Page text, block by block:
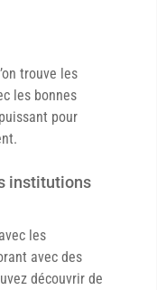
trouve les
les bonnes
pour
institutions
les
avec des
découvrir de